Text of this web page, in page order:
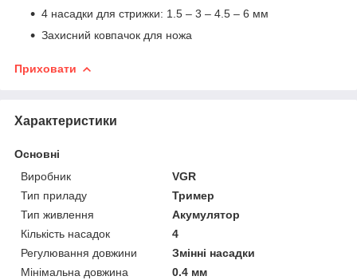
4 насадки для стрижки: 1.5 – 3 – 4.5 – 6 мм
Захисний ковпачок для ножа
Приховати
Характеристики
Основні
Виробник
VGR
Тип приладу
Тример
Тип живлення
Акумулятор
Кількість насадок
4
Регулювання довжини
Змінні насадки
Мінімальна довжина
0.4 мм